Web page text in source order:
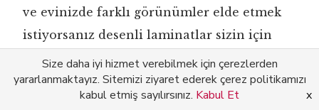
ve evinizde farklı görünümler elde etmek
istiyorsanız desenli laminatlar sizin için
çok uygun.
Salon, Ev bitkisi, Halı, Lambader, Fon perde, Perde, Orta
Size daha iyi hizmet verebilmek için çerezlerden
yararlanmaktayız. Sitemizi ziyaret ederek çerez politikamızı
kabul etmiş sayılırsınız. Kabul Et x